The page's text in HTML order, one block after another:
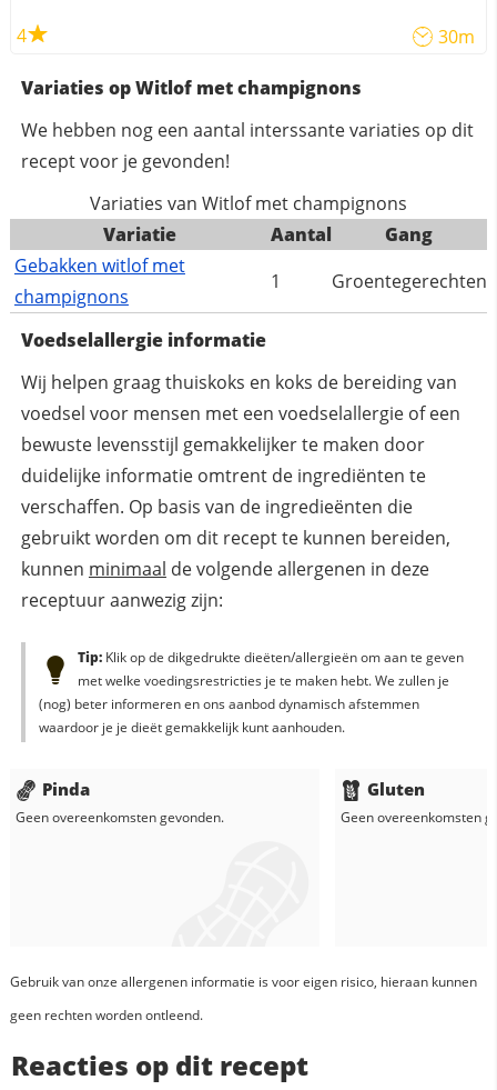
4 30m
Variaties op Witlof met champignons
We hebben nog een aantal interssante variaties op dit
recept voor je gevonden!
Variaties van Witlof met champignons
Variatie
Aantal
Gang
Gebakken witlof met
champignons
1 Groentegerechten
Voedselallergie informatie
Wij helpen graag thuiskoks en koks de bereiding van
voedsel voor mensen met een voedselallergie of een
bewuste levensstijl gemakkelijker te maken door
duidelijke informatie omtrent de ingrediënten te
verschaffen. Op basis van de ingredieënten die
gebruikt worden om dit recept te kunnen bereiden,
kunnen minimaal de volgende allergenen in deze
receptuur aanwezig zijn:
Tip:Klik op de dikgedrukte dieëten/allergieën om aan te geven
met welke voedingsrestricties je te maken hebt. We zullen je
(nog) beter informeren en ons aanbod dynamisch afstemmen
waardoor je je dieët gemakkelijk kunt aanhouden.
Pinda
Geen overeenkomsten gevonden.
Gluten
Geen overeenkomsten
Gebruik van onze allergenen informatie is voor eigen risico, hieraan kunnen
geen rechten worden ontleend.
Reacties op dit recept